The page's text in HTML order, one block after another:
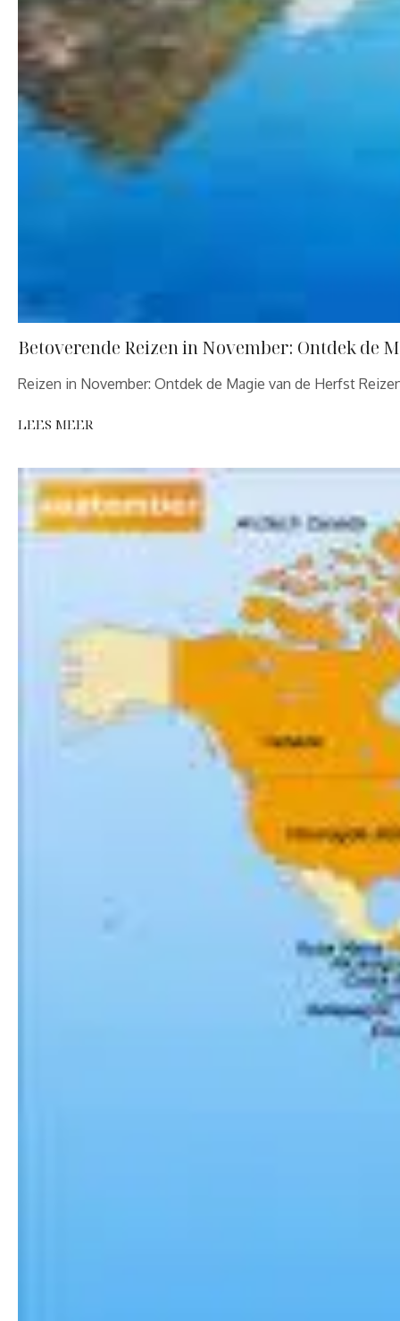
Betoverende Reizen in November: Ontdek de
Reizen in November: Ontdek de Magie van de Herfst
LEES MEER